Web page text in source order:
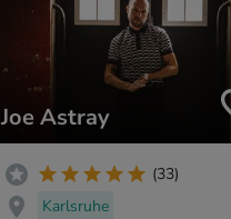
Joe Astray
(33)
Karlsruhe